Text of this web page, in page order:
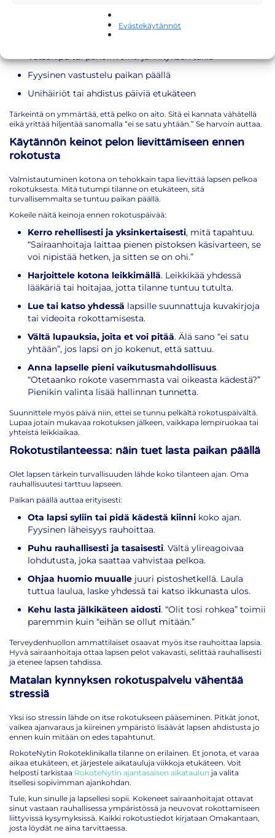
Evästekäytännöt
Itkeminen tai raivostuminen jo ennen klinikalle lähtöä
Fyysinen vastustelu paikan päällä
Unihäiriöt tai ahdistus päiviä etukäteen
Tärkeintä on ymmärtää, että pelko on aito. Sitä ei kannata vähätellä
eikä yrittää hiljentää sanomalla “ei se satu yhtään.” Se harvoin auttaa.
Käytännön keinot pelon lievittämiseen ennen
rokotusta
Valmistautuminen kotona on tehokkain tapa lievittää lapsen pelkoa
rokotuksesta. Mitä tutumpi tilanne on etukäteen, sitä
turvallisemmalta se tuntuu paikan päällä.
Kokeile näitä keinoja ennen rokotuspäivää:
Kerro rehellisesti ja yksinkertaisesti, mitä tapahtuu.
“Sairaanhoitaja laittaa pienen pistoksen käsivarteen, se
voi nipistää hetken, ja sitten se on ohi.”
Harjoittele kotona leikkimällä. Leikkikää yhdessä
lääkäriä tai hoitajaa, jotta tilanne tuntuu tutulta.
Lue tai katso yhdessä lapsille suunnattuja kuvakirjoja
tai videoita rokottamisesta.
Vältä lupauksia, joita et voi pitää. Älä sano “ei satu
yhtään”, jos lapsi on jo kokenut, että sattuu.
Anna lapselle pieni vaikutusmahdollisuus.
“Otetaanko rokote vasemmasta vai oikeasta kädestä?”
Pienikin valinta lisää hallinnan tunnetta.
Suunnittele myös päivä niin, ettei se tunnu pelkältä rokotuspäivältä.
Lupaa jotain mukavaa rokotuksen jälkeen, vaikkapa lempiruokaa tai
yhteistä leikkiaikaa.
Rokotustilanteessa: näin tuet lasta paikan päällä
Olet lapsen tärkein turvallisuuden lähde koko tilanteen ajan. Oma
rauhallisuutesi tarttuu lapseen.
Paikan päällä auttaa erityisesti:
Ota lapsi syliin tai pidä kädestä kiinni koko ajan.
Fyysinen läheisyys rauhoittaa.
Puhu rauhallisesti ja tasaisesti. Vältä ylireagoivaa
lohdutusta, joka saattaa vahvistaa pelkoa.
Ohjaa huomio muualle juuri pistoshetkellä. Laula
tuttua laulua, laske yhdessä tai katso ikkunasta ulos.
Kehu lasta jälkikäteen aidosti. “Olit tosi rohkea” toimii
paremmin kuin “eihän se ollut mitään.”
Terveydenhuollon ammattilaiset osaavat myös itse rauhoittaa lapsia.
Hyvä sairaanhoitaja ottaa lapsen pelot vakavasti, selittää rauhallisesti
ja etenee lapsen tahdissa.
Matalan kynnyksen rokotuspalvelu vähentää
stressiä
Yksi iso stressin lähde on itse rokotukseen pääseminen. Pitkät jonot,
vaikea ajanvaraus ja kiireinen ympäristö lisäävät lapsen ahdistusta jo
ennen kuin mitään on edes tapahtunut.
RokoteNytin Rokoteklinikalla tilanne on erilainen. Et jonota, et varaa
aikaa etukäteen, et järjestele aikatauluja viikkoja etukäteen. Voit
helposti tarkistaa RokoteNytin ajantasaisen aikataulun ja valita
itsellesi sopivimman ajankohdan.
Tule, kun sinulle ja lapsellesi sopii. Kokeneet sairaanhoitajat ottavat
sinut vastaan rauhallisessa ympäristössä ja neuvovat rokottamiseen
liittyvissä kysymyksissä. Kaikki rokotustiedot kirjataan Omakantaan,
josta löydät ne aina tarvittaessa.